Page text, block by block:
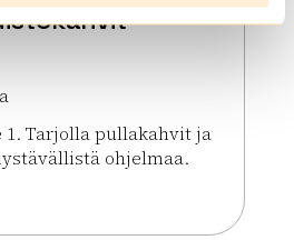
Tarjolla pullakahvit ja
ohjelmaa.
Rengon Puistokahvit